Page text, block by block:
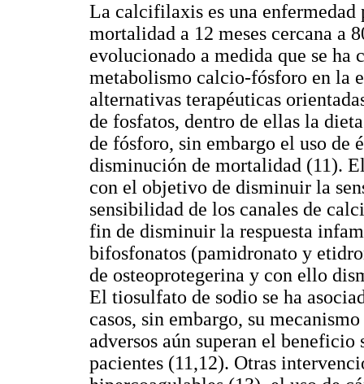
La calcifilaxis es una enfermedad
mortalidad a 12 meses cercana a
evolucionado a medida que se
metabolismo calcio-fósforo en la
alternativas terapéuticas
de fosfatos, dentro de ellas la
de fósforo, sin embargo el uso de
disminución de mortalidad (11).
con el objetivo de disminuir la
sensibilidad de los canales de
fin de disminuir la respuesta
bifosfonatos (pamidronato y
de osteoprotegerina y con ello
El tiosulfato de sodio se ha
casos, sin embargo, su
adversos aún superan el
pacientes (11,12). Otras